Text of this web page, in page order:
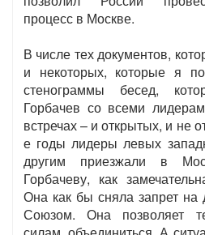
процесс в Москве.
В числе тех документов,
и некоторых, которые я
стенограммы бесед,
Горбачев со всеми
встречах – и открытых, и не
е годы лидеры левых
другим приезжали в
Горбачеву, как
Она как бы сняла запрет на
Союзом. Она позволяет